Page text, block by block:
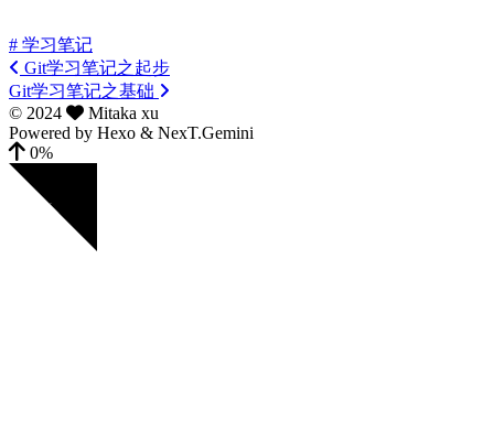
# 学习笔记
Git学习笔记之起步
Git学习笔记之基础
© 2024
Mitaka xu
Powered by Hexo & NexT.Gemini
0%